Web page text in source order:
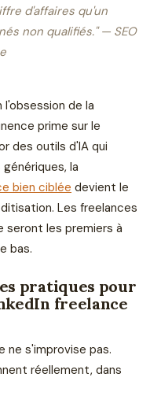
d'affaires qu'un
non qualifiés." — SEO
de la
prime sur le
des outils d'IA qui
la
bien ciblée devient le
Les freelances
seront les premiers à
bas.
pratiques pour
freelance
ne s'improvise pas.
réellement, dans